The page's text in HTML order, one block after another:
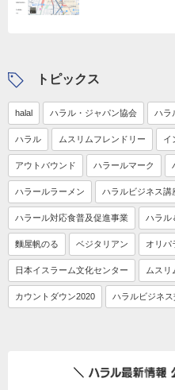
トピックス
halal ハラル・ジャパン協会 ハラ
ハラル ムスリムフレンドリー イ
アウトバウンド ハラールマーク
ハラールラーメン ハラルビジネス講
ハラール対応食普及促進事業 ハラル
麵屋帆のる ベジタリアン オリパ
日本イスラーム文化センター ムスリ
カウントダウン2020 ハラルビジネ